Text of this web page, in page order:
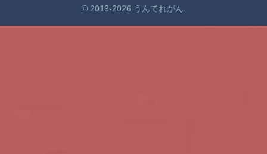
© 2019-2026 うんてれがん.